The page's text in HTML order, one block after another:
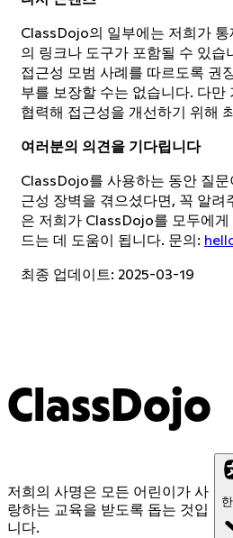
ClassDojo의 일부에는 저희가
의 링크나 도구가 포함될 수 있습
접근성 모범 사례를 따르도록 권
부를 보장할 수는 없습니다. 다만
협력해 접근성을 개선하기 위해
여러분의 의견을 기다립니다
ClassDojo를 사용하는 동안 질
근성 장벽을 겪으셨다면, 꼭 알려
은 저희가 ClassDojo를 모두에
드는 데 도움이 됩니다. 문의:
최종 업데이트: 2025-03-19
ClassDojo
저희의 사명은 모든 어린이가 사
랑하는 교육을 받도록 돕는 것입
니다.